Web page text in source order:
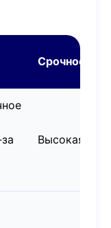
Срочность
Высокая